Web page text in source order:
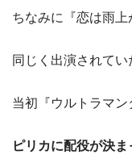
ちなみに『恋は雨上
同じく出演されてい
当初『ウルトラマン
ピリカに配役が決ま